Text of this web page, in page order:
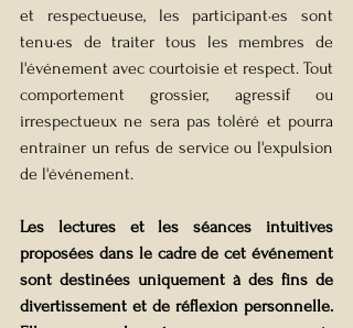
et respectueuse, les participant·es
tenu·es de traiter tous les membres de
l'événement avec courtoisie et respect. Tout
comportement grossier, agressif ou
irrespectueux ne sera pas toléré et pourra
entraîner un refus de service ou l'expulsion
de l'événement.
Les lectures et les séances intuitives
proposées dans le cadre de cet événement
sont destinées uniquement à des fins de
divertissement et de réflexion personnelle.